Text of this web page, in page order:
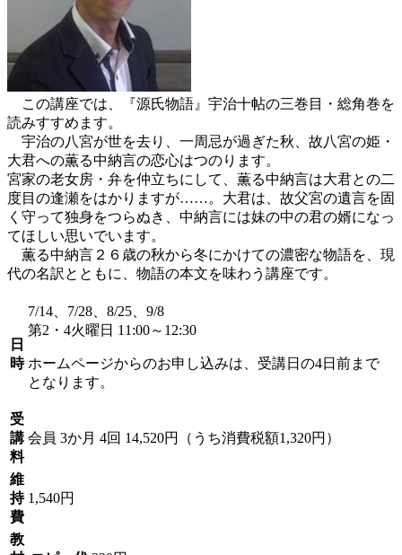
この講座では、『源氏物語』宇治十帖の三巻目・総角巻を
読みすすめます。
宇治の八宮が世を去り、一周忌が過ぎた秋、故八宮の姫・
大君への薫る中納言の恋心はつのります。
宮家の老女房・弁を仲立ちにして、薫る中納言は大君との二
度目の逢瀬をはかりますが……。大君は、故父宮の遺言を固
く守って独身をつらぬき、中納言には妹の中の君の婿になっ
てほしい思いでいます。
薫る中納言２６歳の秋から冬にかけての濃密な物語を、現
代の名訳とともに、物語の本文を味わう講座です。
日
時
7/14、7/28、8/25、9/8
第2・4火曜日 11:00～12:30
ホームページからのお申し込みは、受講日の4日前まで
となります。
受
講
料
会員 3か月 4回 14,520円（うち消費税額1,320円）
維
持
費
1,540円
教